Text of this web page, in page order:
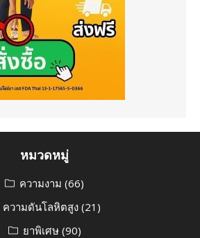
หมวดหมู่
ความงาม (66)
ความดันโลหิตสูง (21)
ยาพิเศษ(90)